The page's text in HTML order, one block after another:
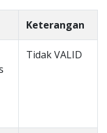
Keterangan
Tidak VALID